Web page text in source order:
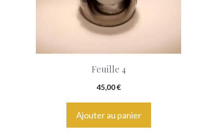
Feuille 4
45,00€
Ajouter au panier